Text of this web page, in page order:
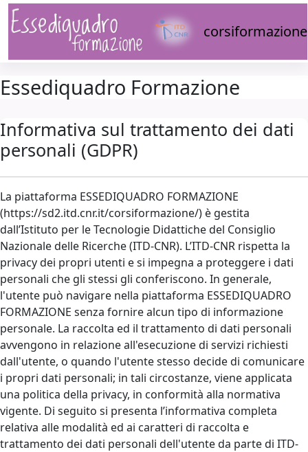
Vai al contenuto principale
corsiformazione
Essediquadro Formazione
Informativa sul trattamento dei dati
personali (GDPR)
La piattaforma ESSEDIQUADRO FORMAZIONE
(https://sd2.itd.cnr.it/corsiformazione/) è gestita
dall’Istituto per le Tecnologie Didattiche del Consiglio
Nazionale delle Ricerche (ITD-CNR). L’ITD-CNR rispetta la
privacy dei propri utenti e si impegna a proteggere i dati
personali che gli stessi gli conferiscono. In generale,
l'utente può navigare nella piattaforma ESSEDIQUADRO
FORMAZIONE senza fornire alcun tipo di informazione
personale. La raccolta ed il trattamento di dati personali
avvengono in relazione all'esecuzione di servizi richiesti
dall'utente, o quando l'utente stesso decide di comunicare
i propri dati personali; in tali circostanze, viene applicata
una politica della privacy, in conformità alla normativa
vigente. Di seguito si presenta l’informativa completa
relativa alle modalità ed ai caratteri di raccolta e
trattamento dei dati personali dell'utente da parte di ITD-